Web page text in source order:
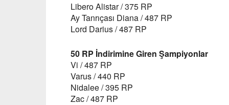
Libero Alistar / 375 RP
Ay Tanrıçası Diana / 487 RP
Lord Darius / 487 RP
50 RP İndirimine Giren Şampiyonlar
Vi / 487 RP
Varus / 440 RP
Nidalee / 395 RP
Zac / 487 RP